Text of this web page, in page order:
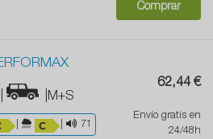
Comprar
| |M+S
71
62,44 €
Envío gratis en
24/48h